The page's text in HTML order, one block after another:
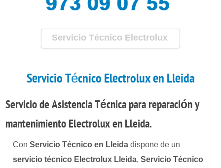
Servicio Técnico Electrolux
Servicio Técnico Electrolux en Lleida
Servicio de Asistencia Técnica para reparacióny
mantenimiento Electrolux en Lleida.
Con Servicio Técnico en Lleida dispone de un
servicio técnico Electrolux Lleida, Servicio Técnico